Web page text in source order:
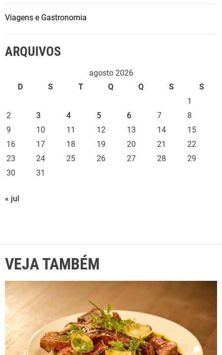
Viagens e Gastronomia
ARQUIVOS
agosto 2026
D
S T Q Q S
S
1
2
3 4 5 6 7
8
9
10 11 12 13 14
15
16
17 18 19 20 21
22
23
24 25 26 27 28
29
30
31
« jul
VEJA TAMBÉM